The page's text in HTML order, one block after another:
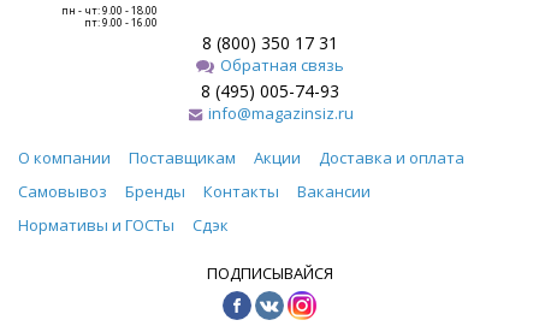
пн - чт: 9.00 - 18.00
пт: 9.00 - 16.00
8 (800) 350 17 31
Обратная связь
8 (495) 005-74-93
info@magazinsiz.ru
О компании Поставщикам Акции
Доставка и оплата
Самовывоз
Бренды Контакты
Вакансии
Нормативы и ГОСТы
Сдэк
ПОДПИСЫВАЙСЯ